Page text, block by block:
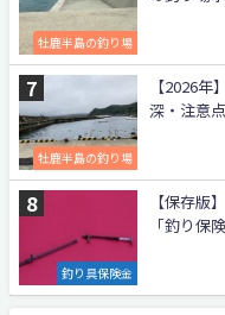
牡鹿半島の釣り場
牡鹿半島の釣り場
【2026
深・注意点
釣り具保険金
【保存版
「釣り保